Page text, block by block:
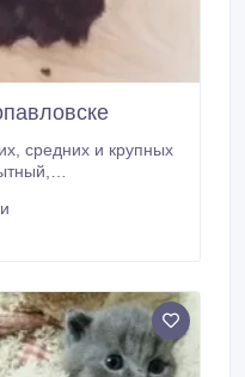
стрижки,